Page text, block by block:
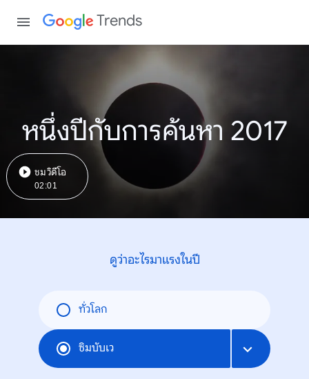
Trends
หนึ่งปีกับการค้นหา 2017
ชมวิดีโอ
02:01
ดูว่าอะไรมาแรงในปี
ทั่วโลก
ซิมบับเว